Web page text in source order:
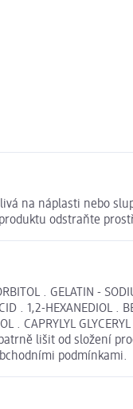
na náplasti nebo
odstraňte
. GELATIN -
. 1,2-HEXANEDIOL .
. CAPRYLYL
lišit od složení
podmínkami.